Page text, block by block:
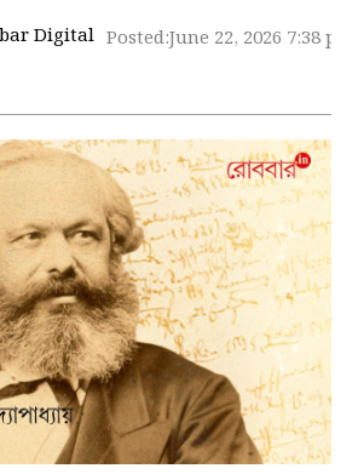
Digital Posted:June 22, 2026 7:38 pm